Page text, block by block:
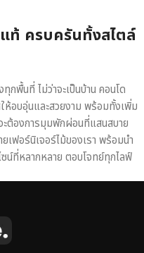
แท้ ครบครันทั้งสไตล์
กพื้นที่ ไม่ว่าจะเป็นบ้าน คอนโด
ห้อบอุ่นและสวยงาม พร้อมทั้งเพิ่ม
ะต้องการมุมพักผ่อนที่แสนสบาย
เฟอร์นิเจอร์ไม้ของเรา พร้อมนำ
น์ที่หลากหลาย ตอบโจทย์ทุกไลฟ์